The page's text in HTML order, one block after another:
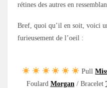
rétines des autres en
Bref, quoi qu’il en soit, voici
furieusement de l’oeil :
Pull
Foulard Morgan / Bracelet